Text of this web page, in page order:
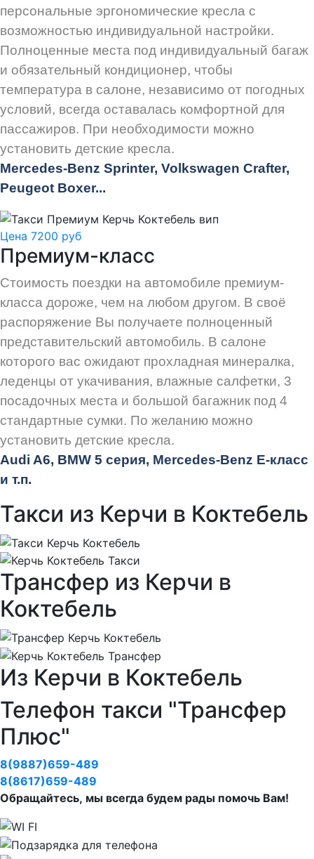
персональные эргономические кресла с
возможностью индивидуальной настройки.
Полноценные места под индивидуальный багаж
и обязательный кондиционер, чтобы
температура в салоне, независимо от погодных
условий, всегда оставалась комфортной для
пассажиров. При необходимости можно
установить детские кресла.
Mercedes-Benz Sprinter, Volkswagen Crafter,
Peugeot Boxer...
Цена 7200 руб
Премиум-класс
Стоимость поездки на автомобиле премиум-
класса дороже, чем на любом другом. В своё
распоряжение Вы получаете полноценный
представительский автомобиль. В салоне
которого вас ожидают прохладная минералка,
леденцы от укачивания, влажные салфетки, 3
посадочных места и большой багажник под 4
стандартные сумки. По желанию можно
установить детские кресла.
Audi A6, BMW 5 серия, Mercedes-Benz E-класс
и т.п.
Такси из Керчи в Коктебель
Трансфер из Керчи в
Коктебель
Из Керчи в Коктебель
Телефон такси "Трансфер
Плюс"
8(9887)659-489
8(8617)659-489
Обращайтесь, мы всегда будем рады помочь Вам!